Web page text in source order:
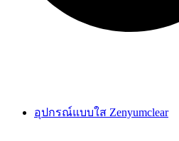
อุปกรณ์แบบใส Zenyumclear